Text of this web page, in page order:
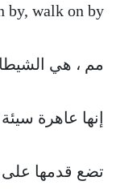
by, walk on by
مم ، هي
إنها عاهرة
تضع قدمها على